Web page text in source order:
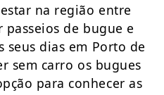
na região entre
de bugue e
dias em Porto de
sem carro os bugues
para conhecer as